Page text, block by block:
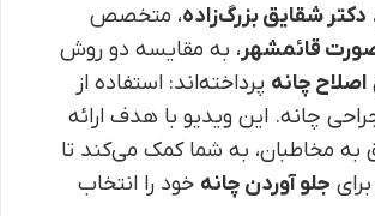
دکتر شقایق بزرگ‌زاده، متخصص
قائمشهر، به مقایسه دو روش
اصلاح چانه پرداخته‌اند: استفاده از
چانه. این ویدیو با هدف ارائه
به مخاطبان، به شما کمک می‌کند تا
جلو آوردن چانه خود را انتخاب